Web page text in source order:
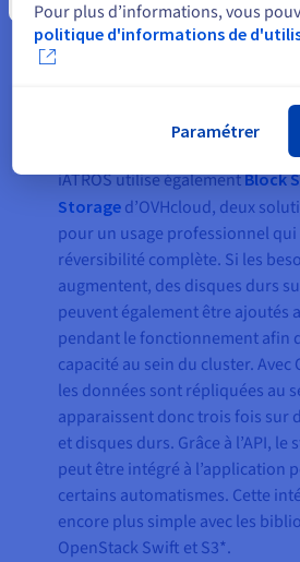
rapidement en cas de panne sur
l’hébergement des deux
suffit d’ajuster l’entrée DNS.
iATROS utilise égalementBlock
Storage d’OVHcloud, deux
pour un usage professionnel
réversibilité complète. Si les
augmentent, des disques durs
peuvent également être ajoutés
pendant le fonctionnement afin
capacité au sein du cluster. Avec
les données sont répliquées au
apparaissent donc trois fois sur
et disques durs. Grâce à l’API, le
peut être intégré à l’application
certains automatismes. Cette
encore plus simple avec les
OpenStack Swift et S3*.
Pour plus d’informations, vous
politique d'informations de
Paramétrer